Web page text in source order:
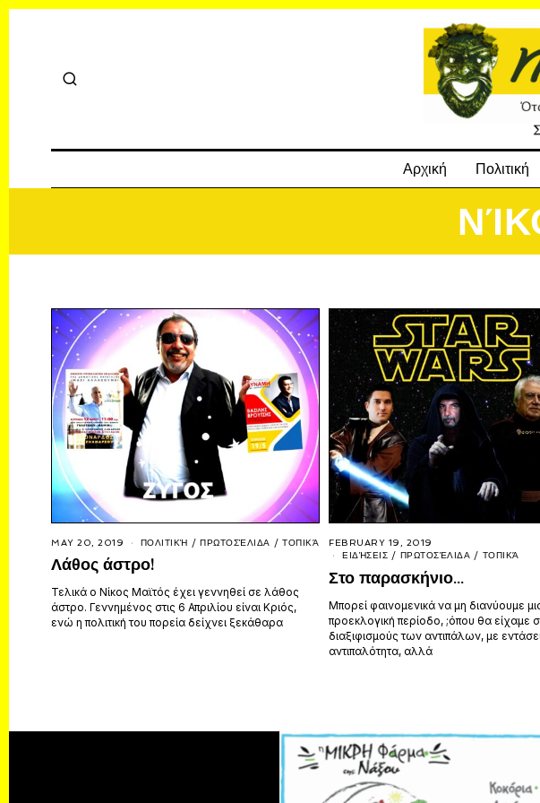
Αρχική Πολιτική
MAY 20, 2019 ΠΟΛΙΤΙΚΉ / ΠΡΩΤΟΣΈΛΙΔΑ / ΤΟΠΙΚΆ
Λάθος άστρο!
Τελικά ο Νίκος Μαϊτός έχει γεννηθεί σε λάθος
άστρο. Γεννημένος στις 6 Απριλίου είναι Κριός,
ενώ η πολιτική του πορεία δείχνει ξεκάθαρα
FEBRUARY 19, 2019
ΕΙΔΉΣΕΙΣ / ΠΡΩΤΟΣΈΛΙΔΑ / ΤΟΠΙΚΆ
Στο παρασκήνιο…
Μπορεί φαινομενικά να μη διανύουμε
προεκλογική περίοδο, ;όπου θα είχαμε
διαξιφισμούς των αντιπάλων, με
αντιπαλότητα, αλλά